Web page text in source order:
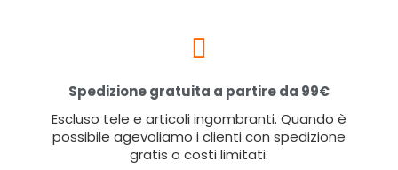
Spedizione gratuita a partire da 99€
Escluso tele e articoli ingombranti. Quando è
possibile agevoliamo i clienti con spedizione
gratis o costi limitati.